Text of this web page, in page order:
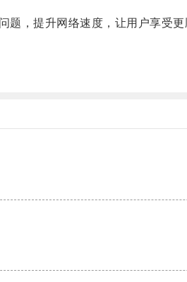
，提升网络速度，让用户享受更